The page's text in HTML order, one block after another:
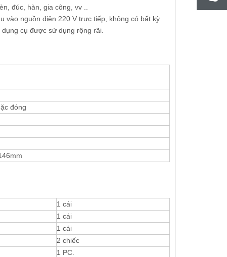
đúc, hàn, gia công, vv ..
vào nguồn điện 220 V trực tiếp, không có bất kỳ
cụ được sử dụng rộng rãi.
đóng
1 cái
1 cái
1 cái
2 chiếc
1 PC.